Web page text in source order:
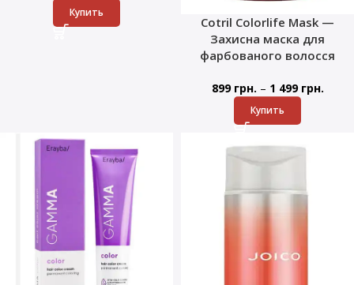
Купить
Cotril Colorlife Mask —
Захисна маска для
фарбованого волосся
899 грн. – 1 499 грн.
Купить